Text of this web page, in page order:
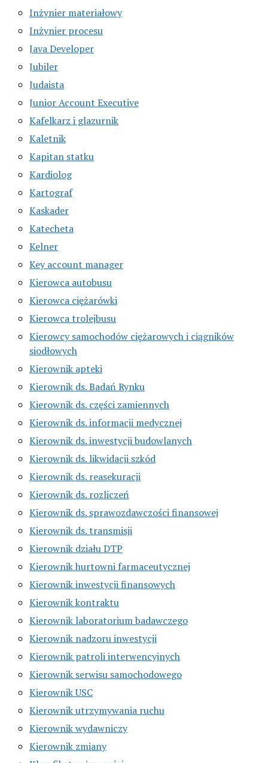
Inżynier materiałowy
Inżynier procesu
Java Developer
Jubiler
Judaista
Junior Account Executive
Kafelkarz i glazurnik
Kaletnik
Kapitan statku
Kardiolog
Kartograf
Kaskader
Katecheta
Kelner
Key account manager
Kierowca autobusu
Kierowca ciężarówki
Kierowca trolejbusu
Kierowcy samochodów ciężarowych i ciągników
siodłowych
Kierownik apteki
Kierownik ds. Badań Rynku
Kierownik ds. części zamiennych
Kierownik ds. informacji medycznej
Kierownik ds. inwestycji budowlanych
Kierownik ds. likwidacji szkód
Kierownik ds. reasekuracji
Kierownik ds. rozliczeń
Kierownik ds. sprawozdawczości finansowej
Kierownik ds. transmisji
Kierownik działu DTP
Kierownik hurtowni farmaceutycznej
Kierownik inwestycji finansowych
Kierownik kontraktu
Kierownik laboratorium badawczego
Kierownik nadzoru inwestycji
Kierownik patroli interwencyjnych
Kierownik serwisu samochodowego
Kierownik USC
Kierownik utrzymywania ruchu
Kierownik wydawniczy
Kierownik zmiany